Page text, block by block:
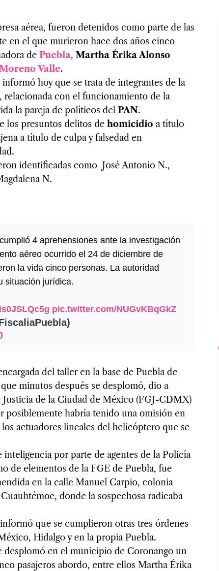
aérea, fueron detenidos como parte de las
en el que murieron hace dos años cinco
de Puebla, Martha Érika Alonso
Valle.
hoy que se trata de integrantes de la
relacionada con el funcionamiento de la
la pareja de políticos del PAN.
los presuntos delitos de homicidio a título
a título de culpa y falsedad en
identificadas como José Antonio N.,
N.
cumplió 4 aprehensiones ante la investigación
aéreo ocurrido el 24 de diciembre de
la vida cinco personas. La autoridad
situación jurídica.
pic.twitter.com/NUGvKBqGkZ
del taller en la base de Puebla de
minutos después se desplomó, dio a
de la Ciudad de México (FGJ-CDMX)
posiblemente habría tenido una omisión en
actuadores lineales del helicóptero que se
por parte de agentes de la Policía
de elementos de la FGE de Puebla, fue
en la calle Manuel Carpio, colonia
donde la sospechosa radicaba
que se cumplieron otras tres órdenes
Hidalgo y en la propia Puebla.
desplomó en el municipio de Coronango un
pasajeros abordo, entre ellos Martha Érika